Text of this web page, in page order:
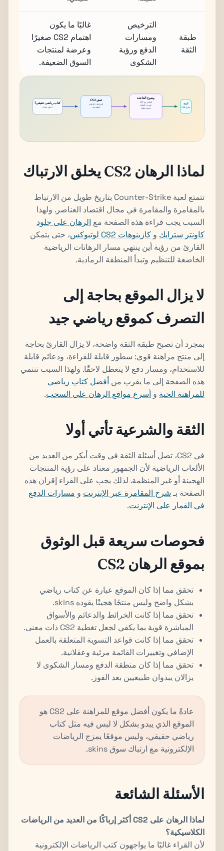
طبقة
الثقة
الترخيص
ومسارات
الدفع ورؤية
الشكوى
غالبًا ما يكون
اهتمام CS2 صغيرًا
وعرضة لمنتجات
السوق الضعيفة.
كتاب رياضي حقيقي؟
لا جلود بقيادة
عمق CS2
الخرائط + الدعائم
تغطية حية
وضوح القاعدة
التعامل مع OT
تغييرات القائمة
تسوية نظيفة
آمنة
طريق CS2
لماذا الرهان CS2 يخلق الارتباك
تتمتع لعبة Counter-Strike بتاريخ طويل من الارتباط
بالمقامرة والمقامرة في مجال اقتصاد العناصر. ولهذا
السبب يجب قراءة هذه الصفحة مع الرهان على جلود
كاونتر سترايك و كازينوهات CS2 لوتبوكس
، حتى يتمكن
القارئ من رؤية أين ينتهي مسار الرهانات الرياضية
الخاضعة للتنظيم وتبدأ المنطقة الرمادية.
لا يزال الموقع بحاجة إلى
التصرف كموقع رياضي جيد
بمجرد أن تصبح طبقة الثقة واضحة، لا يزال القارئ بحاجة
إلى منتج مراهنة قوي: سطور قابلة للقراءة، ودعائم قابلة
للاستخدام، ومسار دفع لا يتعطل لاحقًا. ولهذا السبب تنتمي
هذه الصفحة إلى ما يقرب من أفضل كتاب رياضي
للمراهنة الحية و أسرع مواقع الرهان على السحب.
الثقة والشرعية تأتي أولا
في CS2، تصل أسئلة الثقة في وقت أبكر من العديد من
الألعاب الرياضية لأن الجمهور معتاد على رؤية المنتجات
الهجينة أو غير المنظمة. لذلك يجب على القراء إقران هذه
الصفحة بـشرح المقامرة عبر الإنترنت و مسارات الدفع
في القمار على الإنترنت.
فحوصات سريعة قبل الوثوق
بموقع الرهان CS2
تحقق مما إذا كان الموقع عبارة عن كتاب رياضي
بشكل واضح وليس منتجًا هجينًا يقوده skins.
تحقق مما إذا كانت الخرائط والدعائم والأسواق
المباشرة قوية بما يكفي لجعل تغطية CS2 ذات معنى.
تحقق مما إذا كانت قواعد التسوية المتعلقة بالعمل
الإضافي وتغييرات القائمة مرئية وعقلانية.
تحقق مما إذا كان منطقة الدفع ومسار الشكوى لا
يزالان يبدوان طبيعيين بعد الفوز.
عادةً ما يكون أفضل موقع للمراهنة على CS2 هو
الموقع الذي يبدو بشكل لا لبس فيه مثل كتاب
رياضي حقيقي، وليس موقعًا يمزج الرياضات
الإلكترونية مع ارتباك سوق skins.
الأسئلة الشائعة
لماذا الرهان على CS2 أكثر إرباكًا من العديد من الرياضات
الكلاسيكية؟
لأن القراء غالبًا ما يواجهون كتب الرياضات الإلكترونية